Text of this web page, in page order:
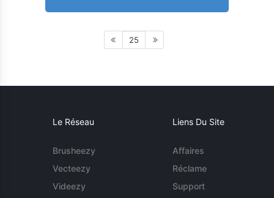
25
Le Réseau
Brusheezy
Vecteezy
Videezy
Liens Du Site
Affaires
Réclame
Support